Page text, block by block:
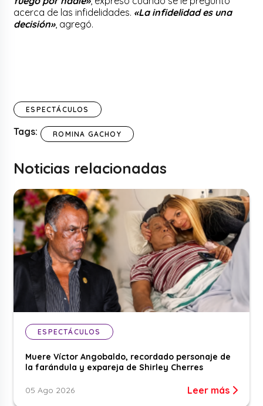
acerca de las infidelidades. «La infidelidad es una
decisión», agregó.
ESPECTÁCULOS
Tags: ROMINA GACHOY
Noticias relacionadas
ESPECTÁCULOS
Muere Víctor Angobaldo, recordado personaje de
la farándula y expareja de Shirley Cherres
05 Ago 2026 Leer más